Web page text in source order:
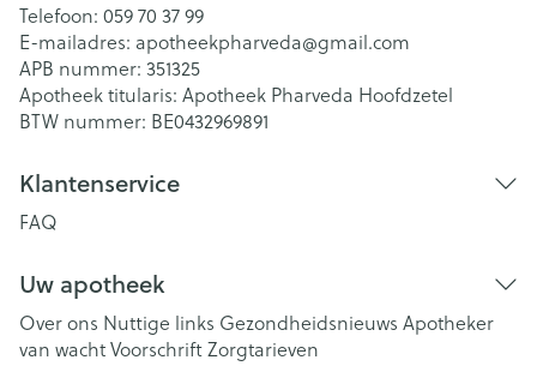
Telefoon: 059 70 37 99
E-mailadres: apotheekpharveda@gmail.com
APB nummer: 351325
Apotheek titularis: Apotheek Pharveda Hoofdzetel
BTW nummer: BE0432969891
Klantenservice
FAQ
Uw apotheek
Over ons Nuttige links Gezondheidsnieuws Apotheker
van wachtVoorschriftZorgtarieven